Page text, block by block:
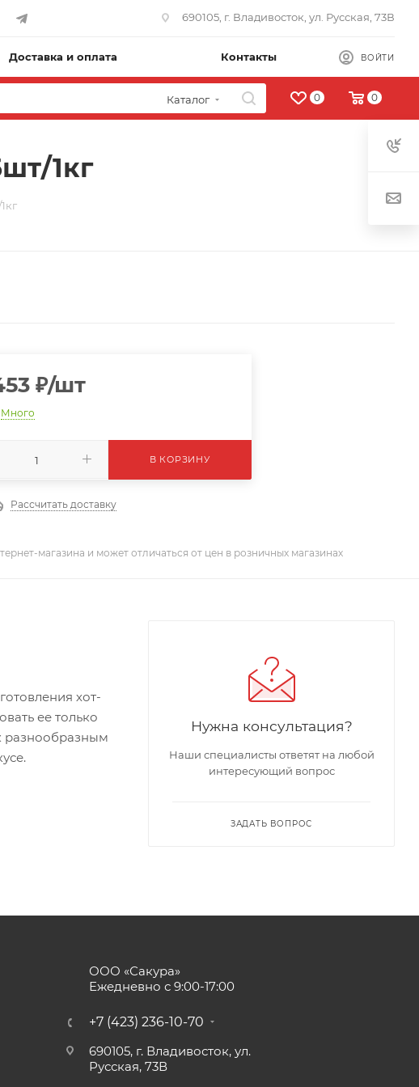
690105, г. Владивосток, ул. Русская, 73В
Доставка и оплата Контакты ВОЙТИ
Каталог 0 0
1кг
₽/шт
Много
В КОРЗИНУ
Рассчитать доставку
магазина и может отличаться от цен в розничных магазинах
хот-
ее только
разнообразным
Нужна консультация?
Наши специалисты ответят на любой
интересующий вопрос
ЗАДАТЬ ВОПРОС
ООО «Сакура»
Ежедневно с 9:00-17:00
+7 (423) 236-10-70
690105, г. Владивосток, ул.
Русская, 73В